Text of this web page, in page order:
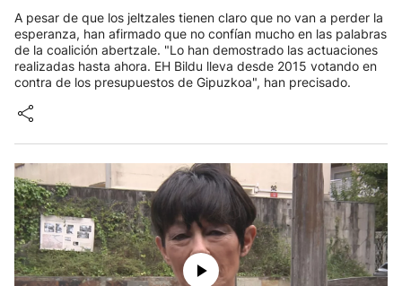
A pesar de que los jeltzales tienen claro que no van a perder la
esperanza, han afirmado que no confían mucho en las palabras
de la coalición abertzale. "Lo han demostrado las actuaciones
realizadas hasta ahora. EH Bildu lleva desde 2015 votando en
contra de los presupuestos de Gipuzkoa", han precisado.